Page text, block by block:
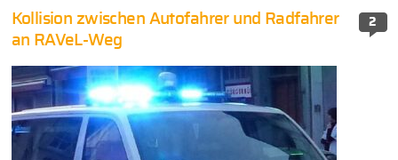
2
Kollision zwischen Autofahrer und Radfahrer
an RAVeL-Weg